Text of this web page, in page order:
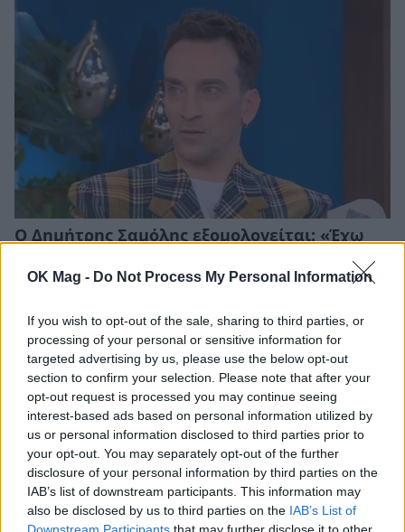
OK Mag - Do Not Process My Personal Information
If you wish to opt-out of the sale, sharing to third parties, or
processing of your personal or sensitive information for
targeted advertising by us, please use the below opt-out
section to confirm your selection. Please note that after your
opt-out request is processed you may continue seeing
interest-based ads based on personal information utilized by
us or personal information disclosed to third parties prior to
your opt-out. You may separately opt-out of the further
disclosure of your personal information by third parties on the
IAB’s list of downstream participants. This information may
also be disclosed by us to third parties on the IAB’s List of
Downstream Participants that may further disclose it to other
Ο Δημήτρης Σαμόλης εξομολογείται: «Έχω
CELEBRITIES